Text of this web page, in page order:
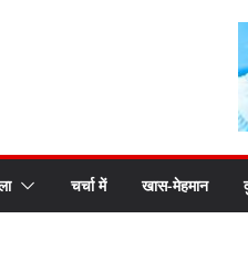
चर्चा में खास-मेहमान